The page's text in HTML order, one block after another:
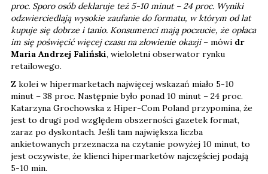
proc. Sporo osób deklaruje też 5-10 minut – 24 proc. Wyniki
odzwierciedlają wysokie zaufanie do formatu, w którym od lat
kupuje się dobrze i tanio. Konsumenci mają poczucie, że opłaca
im się poświęcić więcej czasu na złowienie okazji– mówi dr
Maria Andrzej Faliński, wieloletni obserwator rynku
retailowego.
Z kolei w hipermarketach najwięcej wskazań miało 5-10
minut – 38 proc. Następnie było ponad 10 minut – 24 proc.
Katarzyna Grochowska z Hiper-Com Poland przypomina, że
jest to drugi pod względem obszerności gazetek format,
zaraz po dyskontach. Jeśli tam największa liczba
ankietowanych przeznacza na czytanie powyżej 10 minut, to
jest oczywiste, że klienci hipermarketów najczęściej podają
5-10 min.